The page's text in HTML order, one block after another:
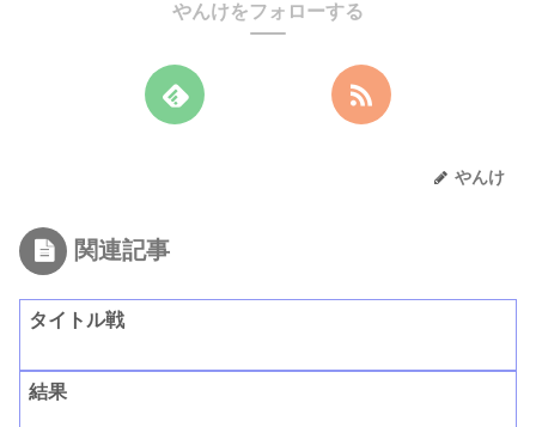
やんけをフォローする
やんけ
関連記事
タイトル戦
結果